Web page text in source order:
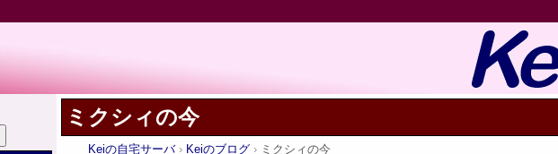
ミクシィの今
Keiの自宅サーバ Keiのブログ ミクシィの今